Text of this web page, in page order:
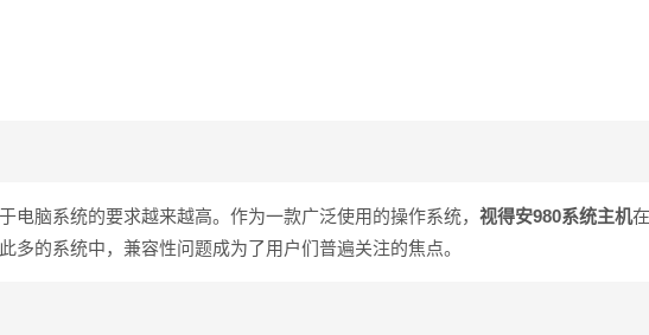
电脑系统的要求越来越高。作为一款广泛使用的操作系统， 视得安980系统主机在
多的系统中，兼容性问题成为了用户们普遍关注的焦点。